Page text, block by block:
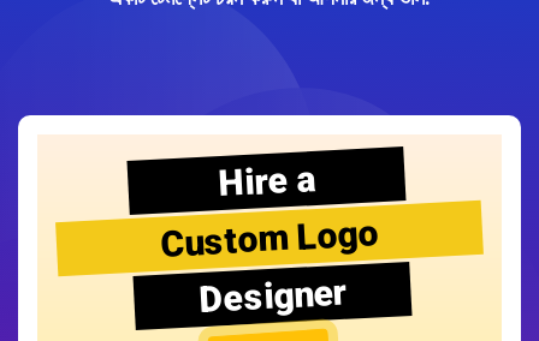
Hire a
Custom Logo
Designer